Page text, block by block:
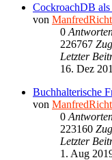
CockroachDB
von
0
226767
Letzter
16. Dez
Buchhalterische
von
0
223160
Letzter
1. Aug